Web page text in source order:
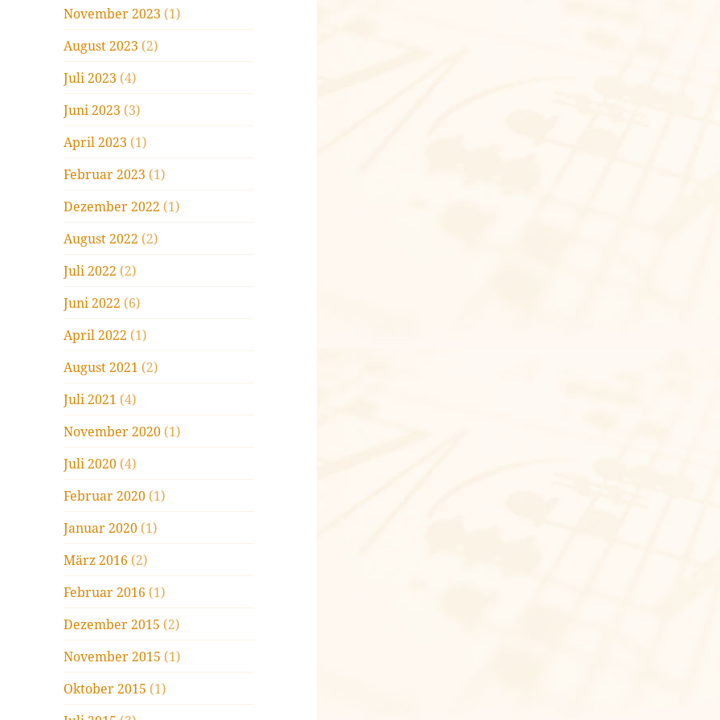
November 2023 (1)
August 2023 (2)
Juli 2023 (4)
Juni 2023 (3)
April 2023 (1)
Februar 2023 (1)
Dezember 2022 (1)
August 2022 (2)
Juli 2022 (2)
Juni 2022 (6)
April 2022 (1)
August 2021 (2)
Juli 2021 (4)
November 2020 (1)
Juli 2020 (4)
Februar 2020 (1)
Januar 2020 (1)
März 2016 (2)
Februar 2016 (1)
Dezember 2015 (2)
November 2015 (1)
Oktober 2015 (1)